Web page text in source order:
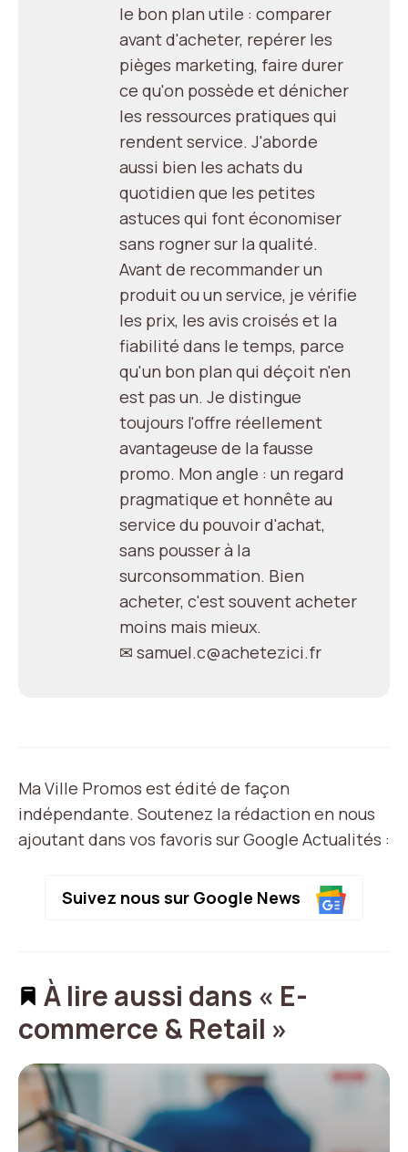
le bon plan utile : comparer
avant d'acheter, repérer les
pièges marketing, faire durer
ce qu'on possède et dénicher
les ressources pratiques qui
rendent service. J'aborde
aussi bien les achats du
quotidien que les petites
astuces qui font économiser
sans rogner sur la qualité.
Avant de recommander un
produit ou un service, je vérifie
les prix, les avis croisés et la
fiabilité dans le temps, parce
qu'un bon plan qui déçoit n'en
est pas un. Je distingue
toujours l'offre réellement
avantageuse de la fausse
promo. Mon angle : un regard
pragmatique et honnête au
service du pouvoir d'achat,
sans pousser à la
surconsommation. Bien
acheter, c'est souvent acheter
moins mais mieux.
✉ samuel.c@achetezici.fr
Ma Ville Promos est édité de façon
indépendante. Soutenez la rédaction en nous
ajoutant dans vos favoris sur Google Actualités :
Suivez nous sur Google News
À lire aussi dans « E-
commerce & Retail »